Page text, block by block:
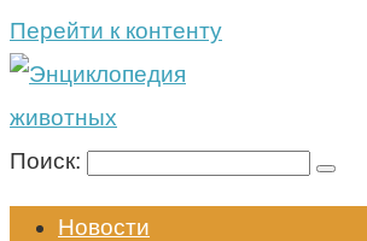
Перейти к контенту
Поиск:
Новости